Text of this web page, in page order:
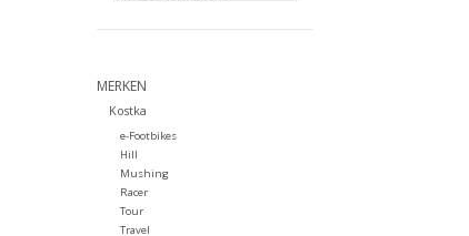
MERKEN
Kostka
e-Footbikes
Hill
Mushing
Racer
Tour
Travel